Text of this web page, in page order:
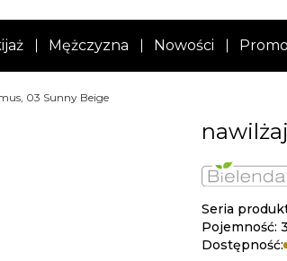
Mężczyzna Nowości
03 Sunny Beige
Seria
Pojemność:
Dostępność: